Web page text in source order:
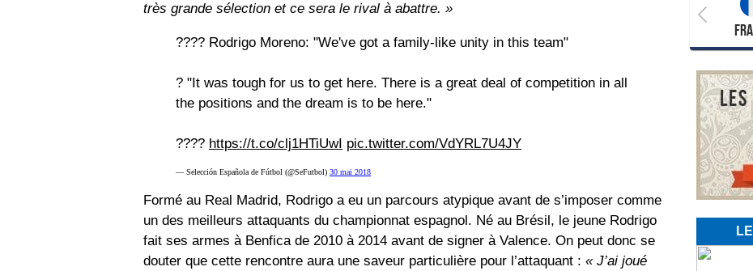
très grande sélection et ce sera le rival à abattre. »
???? Rodrigo Moreno: "We've got a family-like unity in this team"
? "It was tough for us to get here. There is a great deal of competition in all
the positions and the dream is to be here."
???? https://t.co/clj1HTiUwI pic.twitter.com/VdYRL7U4JY
— Selección Española de Fútbol (@SeFutbol) 30 mai 2018
Formé au Real Madrid, Rodrigo a eu un parcours atypique avant de s’imposer comme
un des meilleurs attaquants du championnat espagnol. Né au Brésil, le jeune Rodrigo
fait ses armes à Benfica de 2010 à 2014 avant de signer à Valence. On peut donc se
douter que cette rencontre aura une saveur particulière pour l’attaquant : « J’ai joué